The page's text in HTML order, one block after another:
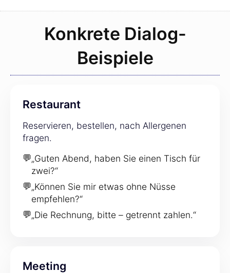
Konkrete Dialog-
Beispiele
Restaurant
Reservieren, bestellen, nach Allergenen
fragen.
💬„Guten Abend, haben Sie einen Tisch für
zwei?“
💬„Können Sie mir etwas ohne Nüsse
empfehlen?“
💬„Die Rechnung, bitte – getrennt zahlen.“
Meeting